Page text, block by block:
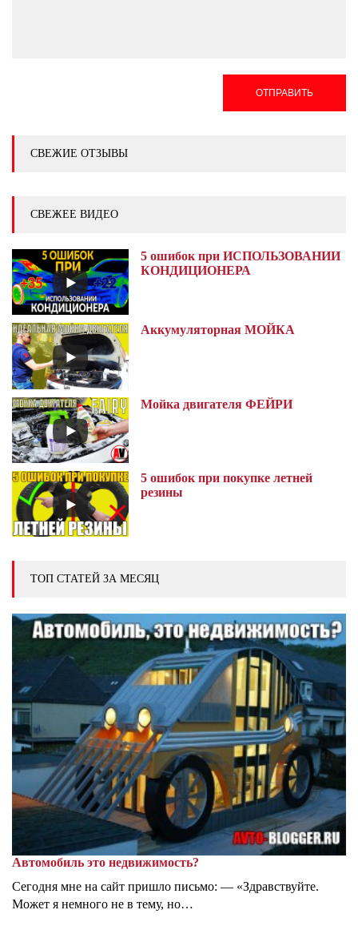
ОТПРАВИТЬ
СВЕЖИЕ ОТЗЫВЫ
СВЕЖЕЕ ВИДЕО
5 ошибок при ИСПОЛЬЗОВАНИИ
КОНДИЦИОНЕРА
Аккумуляторная МОЙКА
Мойка двигателя ФЕЙРИ
5 ошибок при покупке летней
резины
ТОП СТАТЕЙ ЗА МЕСЯЦ
Автомобиль это недвижимость?
Сегодня мне на сайт пришло письмо: — «Здравствуйте.
Может я немного не в тему, но…